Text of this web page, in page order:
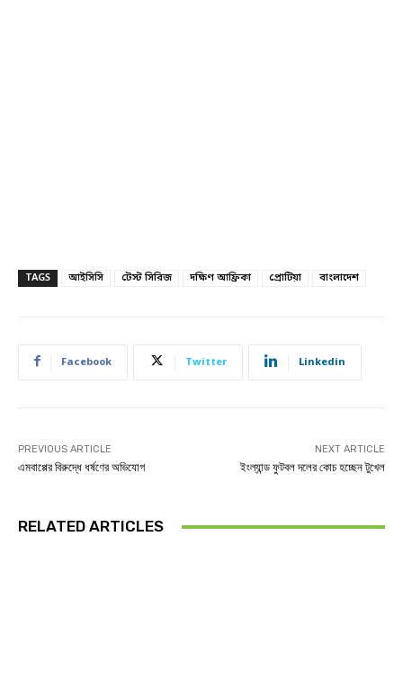
TAGS আইসিসি টেস্ট সিরিজ দক্ষিণ আফ্রিকা প্রোটিয়া বাংলাদেশ
Facebook Twitter Linkedin
PREVIOUS ARTICLE
এমবাপ্পের বিরুদ্ধে ধর্ষণের অভিযোগ
NEXT ARTICLE
ইংল্যান্ড ফুটবল দলের কোচ হচ্ছেন টুখেল
RELATED ARTICLES